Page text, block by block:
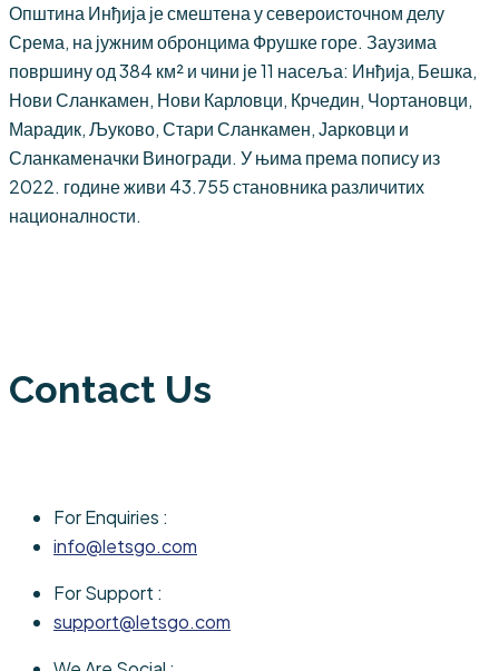
Општина Инђија је смештена у североисточном делу
Срема, на јужним обронцима Фрушке горе. Заузима
површину од 384 км² и чини је 11 насеља: Инђија, Бешка,
Нови Сланкамен, Нови Карловци, Крчедин, Чортановци,
Марадик, Љуково, Стари Сланкамен, Јарковци и
Сланкаменачки Виногради. У њима према попису из
2022. године живи 43.755 становника различитих
националности.
Contact Us
For Enquiries :
info@letsgo.com
For Support :
support@letsgo.com